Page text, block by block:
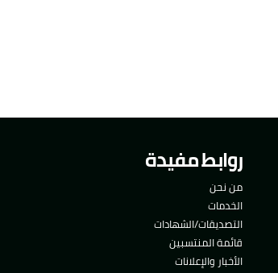
روابط مفيدة
من نحن
الخدمات
التصديقات/الشهادات
قائمة المنتسبين
الأخبار والإعلانات